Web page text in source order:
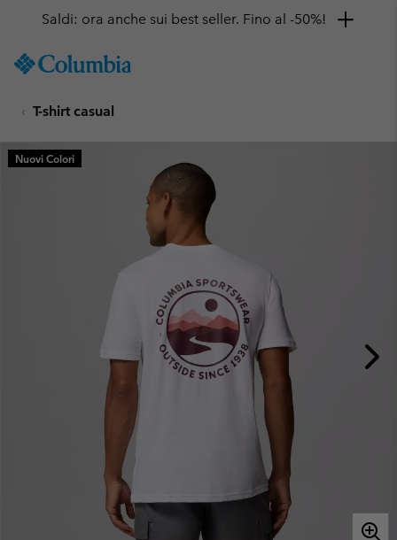
TO
SKIP
MAIN
NAV
Saldi: ora anche sui best seller. Fino al -50%!
T-shirt casual
Nuovi Colori